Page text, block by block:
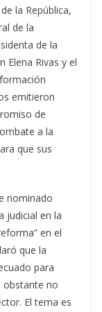
la República,
de la
de la
Elena Rivas y el
emitieron
de
a la
que sus
nominado
judicial en la
en el
que la
para
obstante no
El tema es